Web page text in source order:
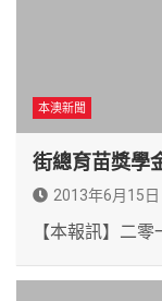
本澳新聞
街總育苗獎學
2013年6月15日
【本報訊】二